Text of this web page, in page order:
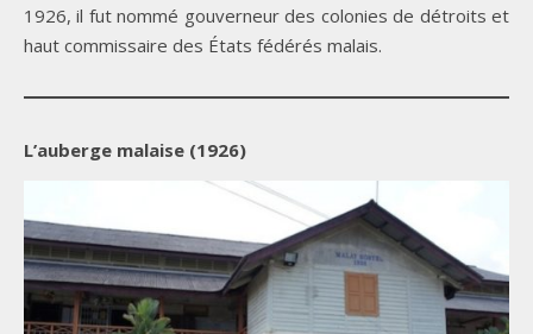
1926, il fut nommé gouverneur des colonies de détroits et
haut commissaire des États fédérés malais.
L’auberge malaise (1926)